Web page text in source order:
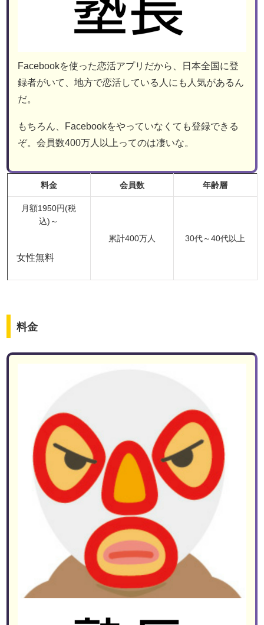
Facebookを使った恋活アプリだから、日本全国に登
録者がいて、地方で恋活している人にも人気があるん
だ。
もちろん、Facebookをやっていなくても登録できる
ぞ。会員数400万人以上ってのは凄いな。
料金 会員数 年齢層
月額1950円(税
込)～
女性無料
累計400万人 30代～40代以上
料金